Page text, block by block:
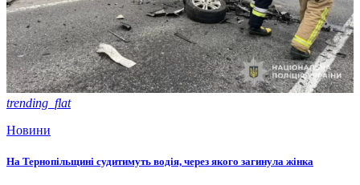
trending_flat
Новини
На Тернопільщині судитимуть водія, через якого загинула жінка